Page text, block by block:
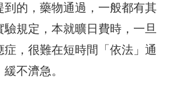
到的，藥物通過，一般都有其
規定，本就曠日費時，一旦
症，很難在短時間「依法」通
不濟急。